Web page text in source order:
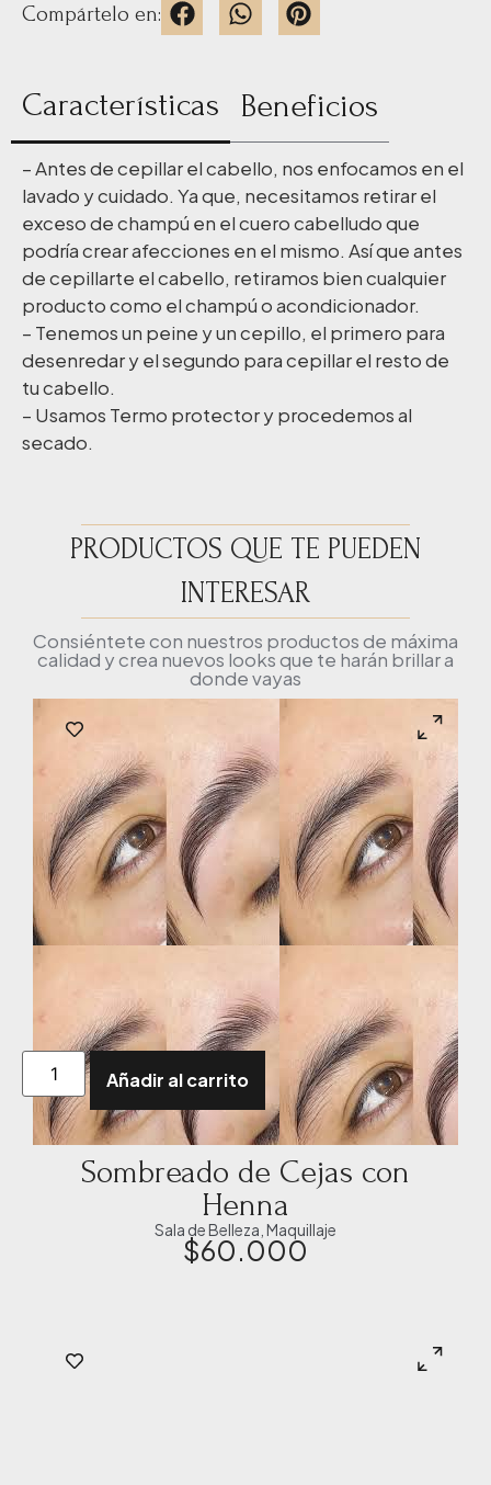
Compártelo en:
Características Beneficios
– Antes de cepillar el cabello, nos enfocamos en el
lavado y cuidado. Ya que, necesitamos retirar el
exceso de champú en el cuero cabelludo que
podría crear afecciones en el mismo. Así que antes
de cepillarte el cabello, retiramos bien cualquier
producto como el champú o acondicionador.
– Tenemos un peine y un cepillo, el primero para
desenredar y el segundo para cepillar el resto de
tu cabello.
– Usamos Termo protector y procedemos al
secado.
PRODUCTOS QUE TE PUEDEN
INTERESAR
Consiéntete con nuestros productos de máxima
calidad y crea nuevos looks que te harán brillar a
donde vayas
Añadir al carrito
Sombreado de Cejas con
Henna
Sala de Belleza Maquillaje
$60.000